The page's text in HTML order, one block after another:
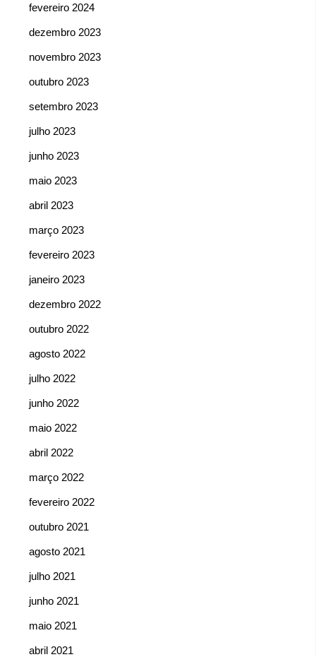
fevereiro 2024
dezembro 2023
novembro 2023
outubro 2023
setembro 2023
julho 2023
junho 2023
maio 2023
abril 2023
março 2023
fevereiro 2023
janeiro 2023
dezembro 2022
outubro 2022
agosto 2022
julho 2022
junho 2022
maio 2022
abril 2022
março 2022
fevereiro 2022
outubro 2021
agosto 2021
julho 2021
junho 2021
maio 2021
abril 2021